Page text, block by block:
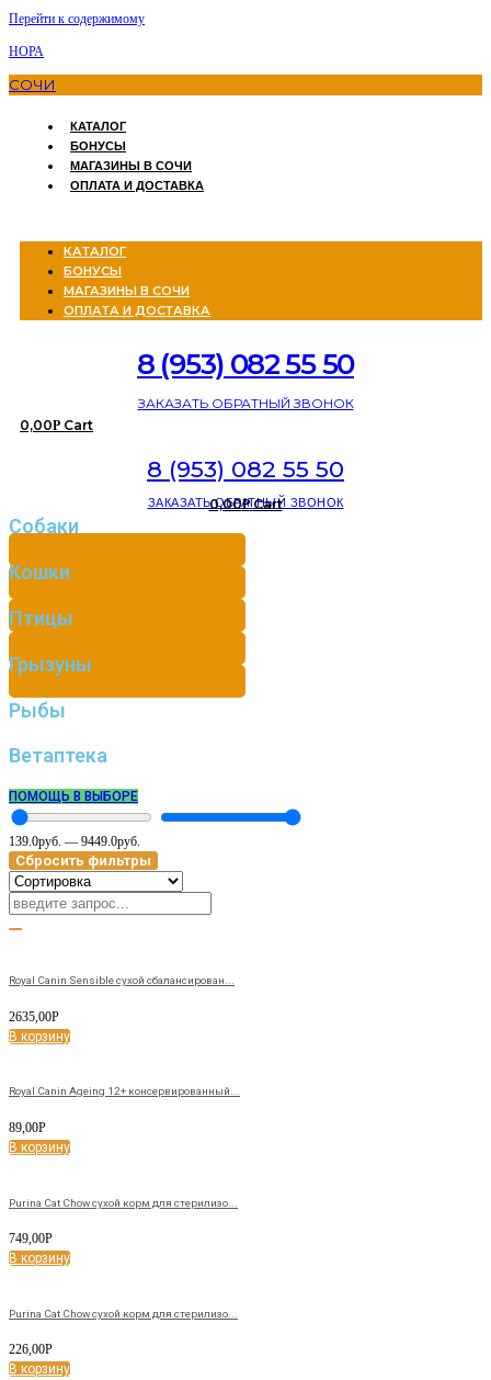
Перейти к содержимому
НОРА
СОЧИ
КАТАЛОГ
БОНУСЫ
МАГАЗИНЫ В СОЧИ
ОПЛАТА И ДОСТАВКА
КАТАЛОГ
БОНУСЫ
МАГАЗИНЫ В СОЧИ
ОПЛАТА И ДОСТАВКА
8 (953) 082 55 50
ЗАКАЗАТЬ ОБРАТНЫЙ ЗВОНОК
0,00Р Cart
8 (953) 082 55 50
ЗАКАЗАТЬ ОБРАТНЫЙ ЗВОНОК
0,00Р Cart
Собаки
Кошки
Птицы
Грызуны
Рыбы
Ветаптека
ПОМОЩЬ В ВЫБОРЕ
139.0руб. — 9449.0руб.
Сбросить фильтры
Royal Canin Sensible сухой сбалансирован...
2635,00Р
В корзину
Royal Canin Ageing 12+ консервированный...
89,00Р
В корзину
Purina Cat Chow сухой корм для стерилизо...
749,00Р
В корзину
Purina Cat Chow сухой корм для стерилизо...
226,00Р
В корзину